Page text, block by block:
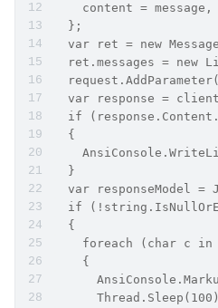
    content = message,
  };
var ret = new
ret.messages = new
var response =
if
  {
  }
var responseModel =
if
  {
foreach (char c in
    {